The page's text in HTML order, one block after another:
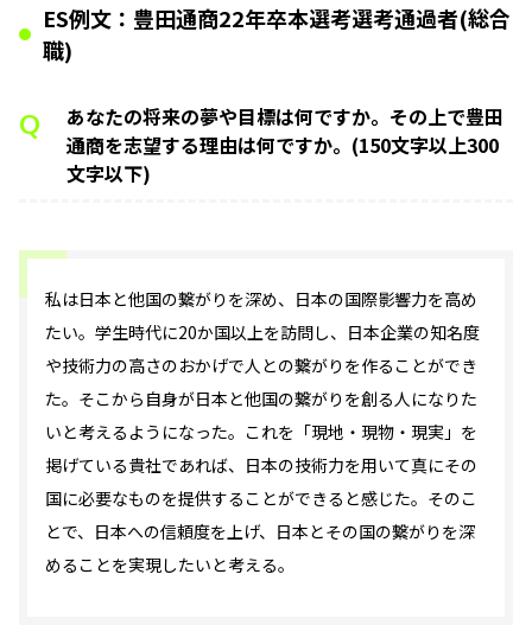
ES例文：豊田通商22年卒本選考選考通過者(総合
職)
Q
あなたの将来の夢や目標は何ですか。その上で豊田
通商を志望する理由は何ですか。(150文字以上300
文字以下)
私は日本と他国の繋がりを深め、日本の国際影響力を高め
たい。学生時代に20か国以上を訪問し、日本企業の知名度
や技術力の高さのおかげで人との繋がりを作ることができ
た。そこから自身が日本と他国の繋がりを創る人になりた
いと考えるようになった。これを「現地・現物・現実」を
掲げている貴社であれば、日本の技術力を用いて真にその
国に必要なものを提供することができると感じた。そのこ
とで、日本への信頼度を上げ、日本とその国の繋がりを深
めることを実現したいと考える。